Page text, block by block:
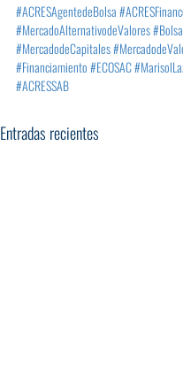
#ACRESAgentedeBolsa
#MercadoAlternativodeValores
#MercadodeCapitales
#Financiamiento#ECOSAC
#ACRESSAB
Entradas recientes